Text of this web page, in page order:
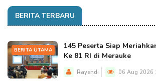
BERITA TERBARU
BERITA UTAMA
145 Peserta Siap
Ke 81 RI di Merauke
Rayendi 06 Aug 2026